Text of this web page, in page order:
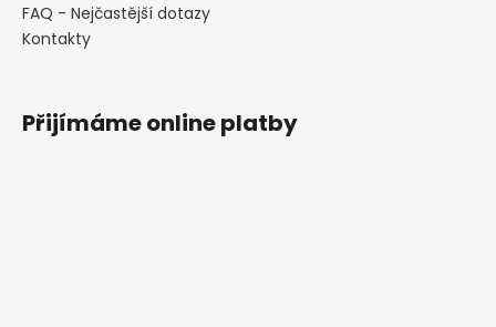
FAQ - Nejčastější dotazy
Kontakty
Přijímáme online platby